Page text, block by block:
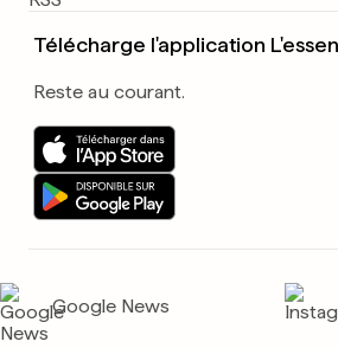
Télécharge l'application
Reste au courant.
Google News